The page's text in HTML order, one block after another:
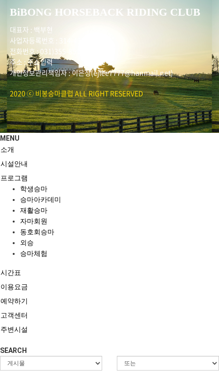
BiBONG HORSEBACK RIDING CLUB
대표자 : 백부현
사업자등록번호 : 314-43-00551
전화번호 : 031)355-8518
주소 : 주소입력
개인정보관리책임자 : 이은정(ejlee7777@hanmail.net)
2020 ⓒ 비봉승마클럽 ALL RIGHT RESERVED
MENU
소개
시설안내
프로그램
학생승마
승마아카데미
재활승마
자마회원
동호회승마
외승
승마체험
시간표
이용요금
예약하기
고객센터
주변시설
SEARCH